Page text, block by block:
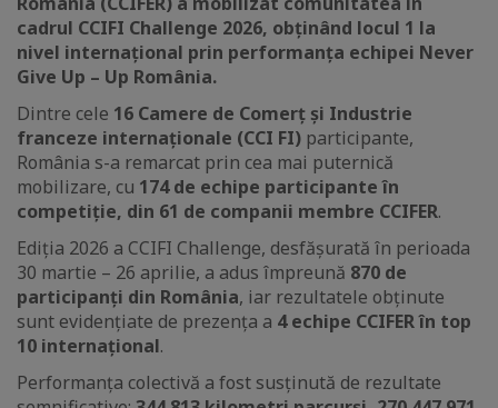
cadrul CCIFI Challenge 2026, obținând locul 1 la
nivel internațional prin performanța echipei Never
Give Up – Up România.
Dintre cele 16 Camere de Comerț și Industrie
franceze internaționale (CCI FI) participante,
România s-a remarcat prin cea mai puternică
mobilizare, cu 174 de echipe participante în
competiție, din 61 de companii membre CCIFER.
Ediția 2026 a CCIFI Challenge, desfășurată în perioada
30 martie – 26 aprilie, a adus împreună 870 de
participanți din România, iar rezultatele obținute
sunt evidențiate de prezența a 4 echipe CCIFER în top
10 internațional.
Performanța colectivă a fost susținută de rezultate